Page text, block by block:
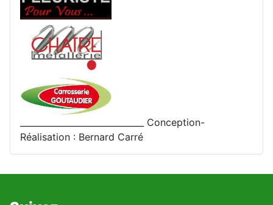
_____________________________ Conception-
Réalisation : Bernard Carré